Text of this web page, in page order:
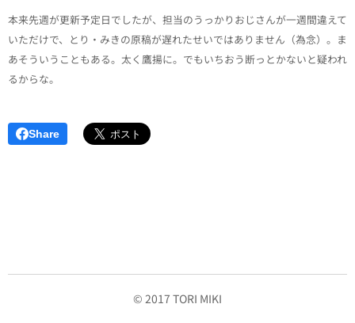
本来先週が更新予定日でしたが、担当のうっかりおじさんが一週間違えて
いただけで、とり・みきの原稿が遅れたせいではありません（為念）。ま
あそういうこともある。太く鷹揚に。でもいちおう断っとかないと疑われ
るからな。
Share
© 2017 TORI MIKI